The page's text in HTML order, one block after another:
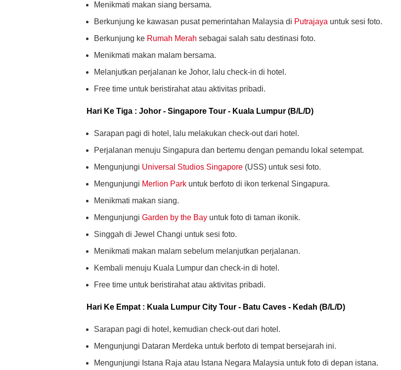
Menikmati makan siang bersama.
Berkunjung ke kawasan pusat pemerintahan Malaysia di Putrajaya untuk sesi foto.
Berkunjung ke Rumah Merah sebagai salah satu destinasi foto.
Menikmati makan malam bersama.
Melanjutkan perjalanan ke Johor, lalu check-in di hotel.
Free time untuk beristirahat atau aktivitas pribadi.
Hari Ke Tiga : Johor - Singapore Tour - Kuala Lumpur (B/L/D)
Sarapan pagi di hotel, lalu melakukan check-out dari hotel.
Perjalanan menuju Singapura dan bertemu dengan pemandu lokal setempat.
Mengunjungi Universal Studios Singapore (USS) untuk sesi foto.
Mengunjungi Merlion Park untuk berfoto di ikon terkenal Singapura.
Menikmati makan siang.
Mengunjungi Garden by the Bay untuk foto di taman ikonik.
Singgah di Jewel Changi untuk sesi foto.
Menikmati makan malam sebelum melanjutkan perjalanan.
Kembali menuju Kuala Lumpur dan check-in di hotel.
Free time untuk beristirahat atau aktivitas pribadi.
Hari Ke Empat : Kuala Lumpur City Tour - Batu Caves - Kedah (B/L/D)
Sarapan pagi di hotel, kemudian check-out dari hotel.
Mengunjungi Dataran Merdeka untuk berfoto di tempat bersejarah ini.
Mengunjungi Istana Raja atau Istana Negara Malaysia untuk foto di depan istana.